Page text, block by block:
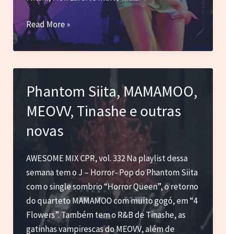
Tove
Lo,
Madonna,
The
e
Tom
com
Read More »
Phantom Siita, MAMAMOO,
MEOVV, Tinashe e outras
novas
AWESOME MIX CPR, vol. 332 Na playlist dessa
semana tem o J – Horror- Pop do Phantom Siita
com o single sombrio “Horror Queen”, o retorno
do quarteto MAMAMOO com muito gogó, em “4
Flowers”. Também tem o R&B de Tinashe, as
gatinhas vampirescas do MEOVV, além de